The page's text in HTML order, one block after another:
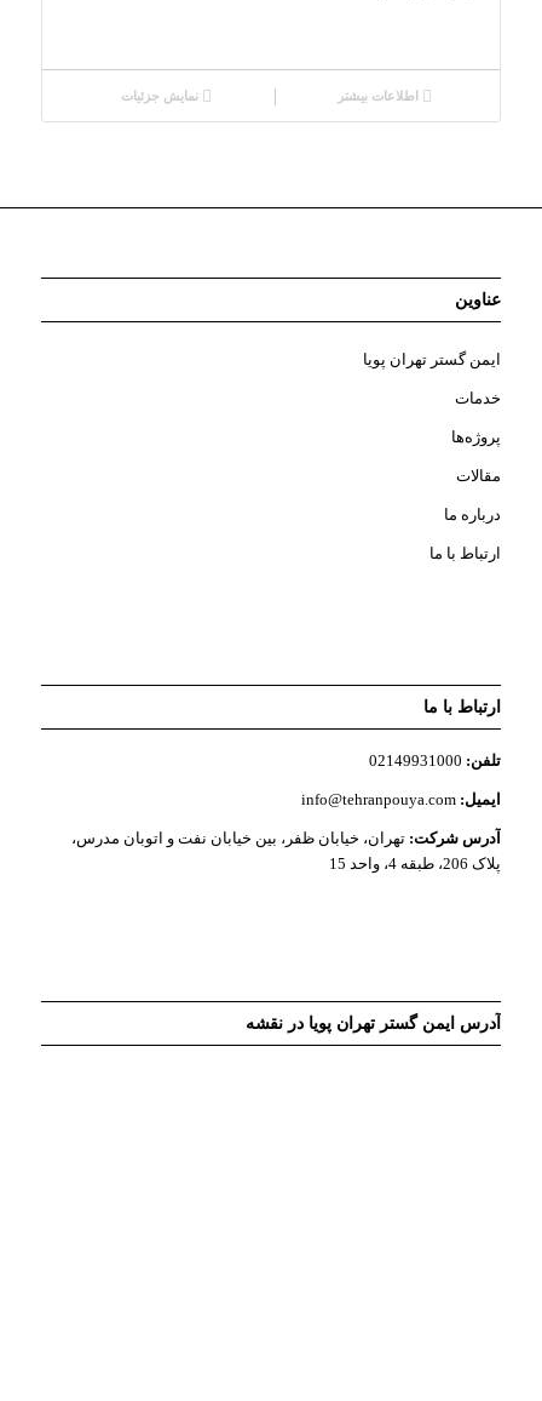
اطلاعات بیشتر نمایش جزئیات
عناوین
ایمن گستر تهران پویا
خدمات
پروژه‌ها
مقالات
درباره ما
ارتباط با ما
ارتباط با ما
تلفن: 02149931000
ایمیل: info@tehranpouya.com
آدرس شرکت: تهران، خیابان ظفر، بین خیابان نفت و اتوبان مدرس،
پلاک 206، طبقه 4، واحد 15
آدرس ایمن گستر تهران پویا در نقشه